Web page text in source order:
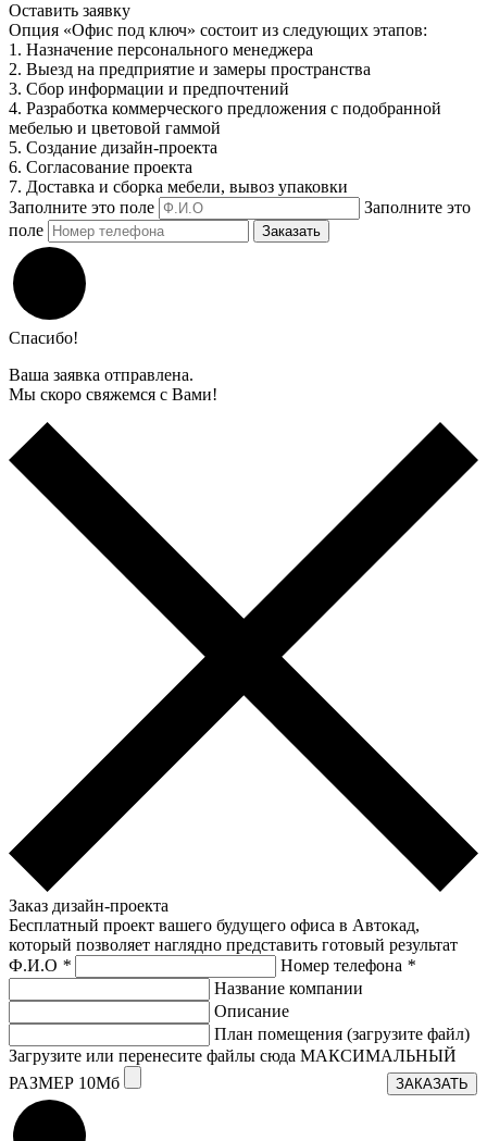
Оставить заявку
Опция «Офис под ключ» состоит из следующих этапов:
1. Назначение персонального менеджера
2. Выезд на предприятие и замеры пространства
3. Сбор информации и предпочтений
4. Разработка коммерческого предложения с подобранной
мебелью и цветовой гаммой
5. Создание дизайн-проекта
6. Согласование проекта
7. Доставка и сборка мебели, вывоз упаковки
Заполните это поле
Заполните это
поле
Заказать
Спасибо!
Ваша заявка отправлена.
Мы скоро свяжемся с Вами!
Заказ дизайн-проекта
Бесплатный проект вашего будущего офиса в Автокад,
который позволяет наглядно представить готовый результат
Ф.И.О * Номер телефона *
Название компании
Описание
План помещения (загрузите файл)
Загрузите или перенесите файлы сюда МАКСИМАЛЬНЫЙ
РАЗМЕР 10Мб
ЗАКАЗАТЬ